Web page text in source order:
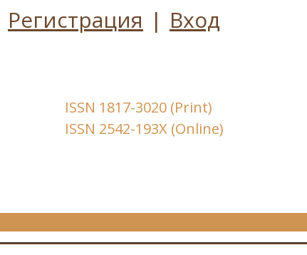
Регистрация | Вход
ISSN 1817-3020 (Print)
ISSN 2542-193X (Online)